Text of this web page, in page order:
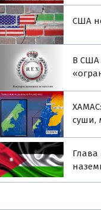
США
В США
суши,